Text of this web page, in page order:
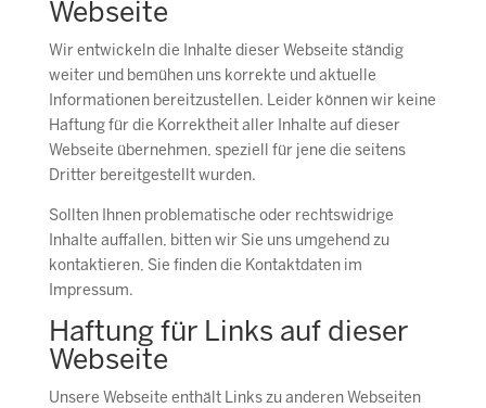
Webseite
Wir entwickeln die Inhalte dieser Webseite ständig
weiter und bemühen uns korrekte und aktuelle
Informationen bereitzustellen. Leider können wir keine
Haftung für die Korrektheit aller Inhalte auf dieser
Webseite übernehmen, speziell für jene die seitens
Dritter bereitgestellt wurden.
Sollten Ihnen problematische oder rechtswidrige
Inhalte auffallen, bitten wir Sie uns umgehend zu
kontaktieren, Sie finden die Kontaktdaten im
Impressum.
Haftung für Links auf dieser
Webseite
Unsere Webseite enthält Links zu anderen Webseiten